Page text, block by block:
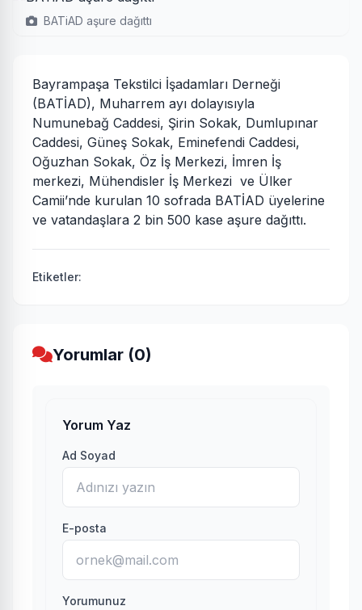
BATiAD aşure dağıttı
Bayrampaşa Tekstilci İşadamları Derneği
(BATİAD), Muharrem ayı dolayısıyla
Numunebağ Caddesi, Şirin Sokak, Dumlupınar
Caddesi, Güneş Sokak, Eminefendi Caddesi,
Oğuzhan Sokak, Öz İş Merkezi, İmren İş
merkezi, Mühendisler İş Merkezi ve Ülker
Camii’nde kurulan 10 sofrada BATİAD üyelerine
ve vatandaşlara 2 bin 500 kase aşure dağıttı.
Etiketler:
Yorumlar (0)
Yorum Yaz
Ad Soyad
E-posta
Yorumunuz